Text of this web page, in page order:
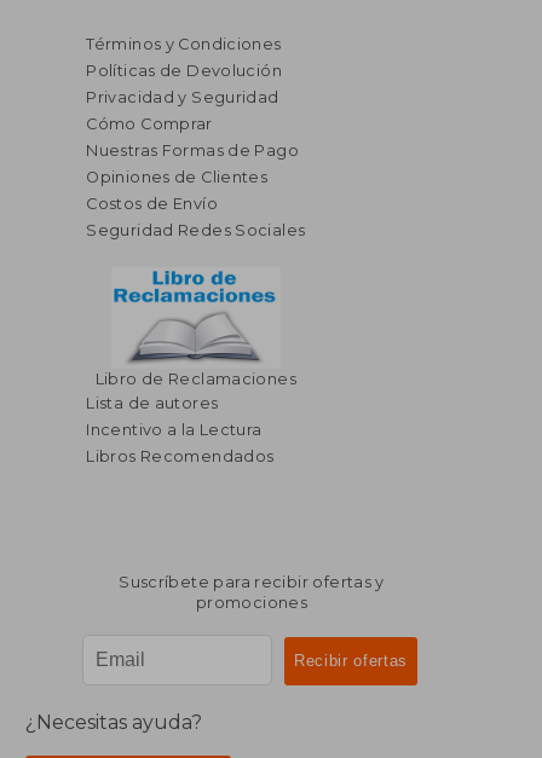
Términos y Condiciones
Políticas de Devolución
Privacidad y Seguridad
Cómo Comprar
Nuestras Formas de Pago
Opiniones de Clientes
Costos de Envío
Seguridad Redes Sociales
Libro de Reclamaciones
Lista de autores
Incentivo a la Lectura
Libros Recomendados
Suscríbete para recibir ofertas y
promociones
¿Necesitas ayuda?